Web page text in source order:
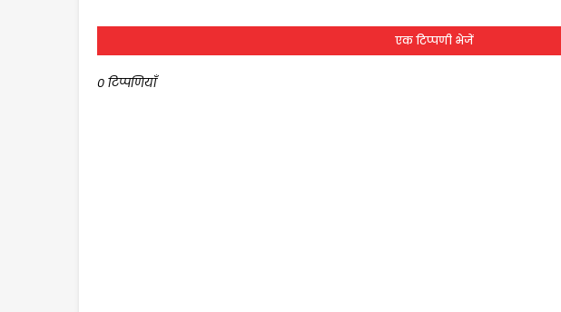
एक टिप्पणी भेजें
0 टिप्पणियाँ